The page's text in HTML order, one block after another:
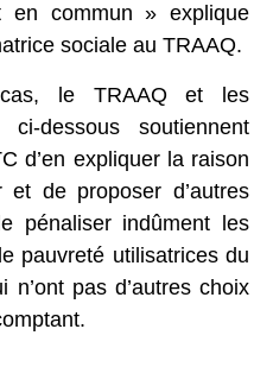
en commun » explique
sociale au TRAAQ.
le TRAAQ et les
ci-dessous soutiennent
d’en expliquer la raison
de proposer d’autres
pénaliser indûment les
pauvreté utilisatrices du
pas d’autres choix